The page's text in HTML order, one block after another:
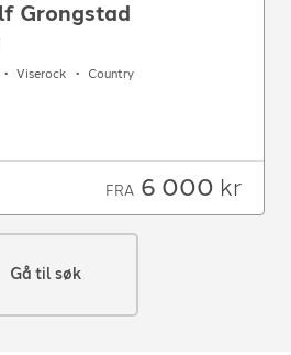
Grongstad
Viserock
Country
FRA 6 000 kr
Gå til søk